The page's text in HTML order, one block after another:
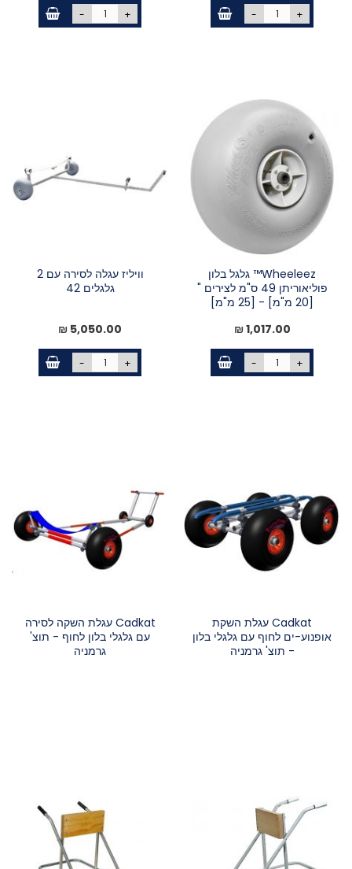
- +
- +
Wheeleez™ גלגל בלון
פוליאוריתן 49 ס"מ לצירים "
[20 מ"מ] - [25 מ"מ]
1,017.00 ₪
- +
וויליז עגלה לסירה עם 2
גלגלים 42
5,050.00 ₪
- +
Cadkat עגלת השקת
אופנוע-ים לחוף עם גלגלי בלון
- תוצ' גרמניה
Cadkat עגלת השקה לסירה
עם גלגלי בלון לחוף - תוצ'
גרמניה